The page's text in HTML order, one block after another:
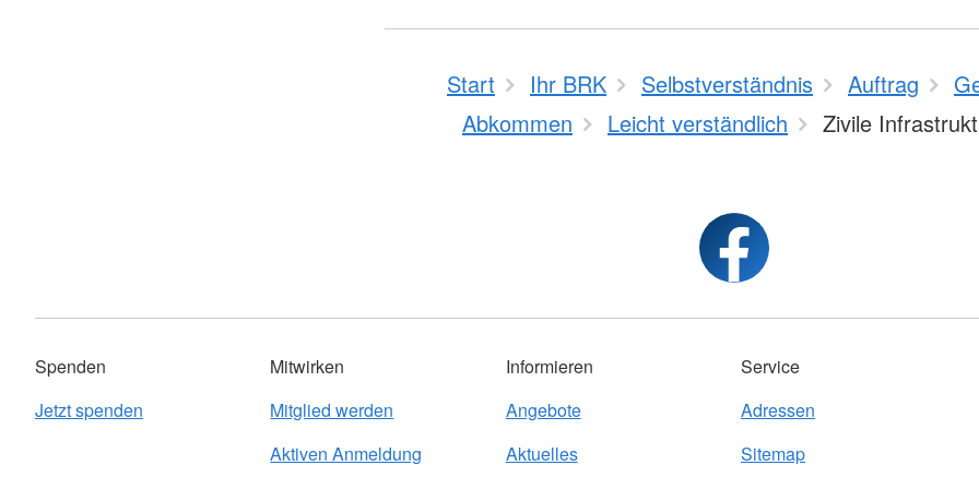
Start Ihr BRK Selbstverständnis Auftrag
Abkommen
Leicht verständlich Zivile
Spenden
Jetzt spenden
Mitwirken
Mitglied werden
Aktiven Anmeldung
Informieren
Angebote
Aktuelles
Service
Adressen
Sitemap